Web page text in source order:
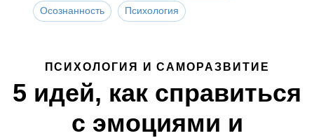
Осознанность Психология
ПСИХОЛОГИЯ И САМОРАЗВИТИЕ
5 идей, как справиться
с эмоциями и